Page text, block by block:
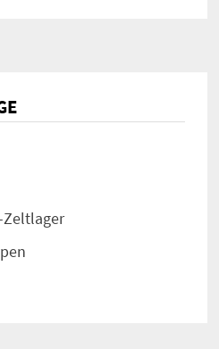
Zeltlager